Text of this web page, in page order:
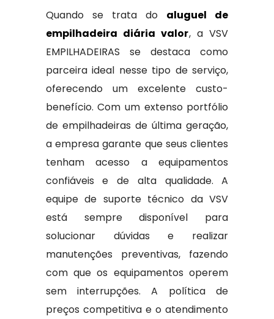
Quando se trata do aluguel de
empilhadeira diária valor, a VSV
EMPILHADEIRAS se destaca como
parceira ideal nesse tipo de serviço,
oferecendo um excelente custo-
benefício. Com um extenso portfólio
de empilhadeiras de última geração,
a empresa garante que seus clientes
tenham acesso a equipamentos
confiáveis e de alta qualidade. A
equipe de suporte técnico da VSV
está sempre disponível para
solucionar dúvidas e realizar
manutenções preventivas, fazendo
com que os equipamentos operem
sem interrupções. A política de
preços competitiva e o atendimento